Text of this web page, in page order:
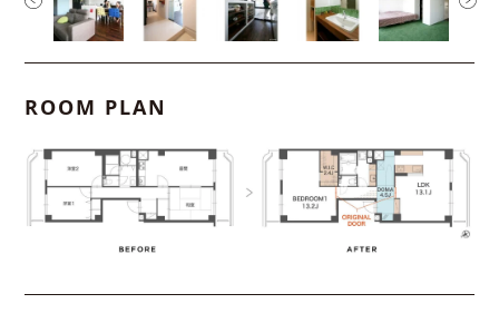
ROOM PLAN